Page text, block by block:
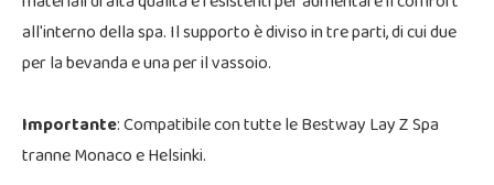
all'interno della spa. Il supporto è diviso in tre parti, di cui due
per la bevanda e una per il vassoio.
Importante: Compatibile con tutte le Bestway Lay Z Spa
tranne Monaco e Helsinki.